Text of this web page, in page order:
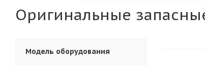
Оригинальные
Модель оборудования